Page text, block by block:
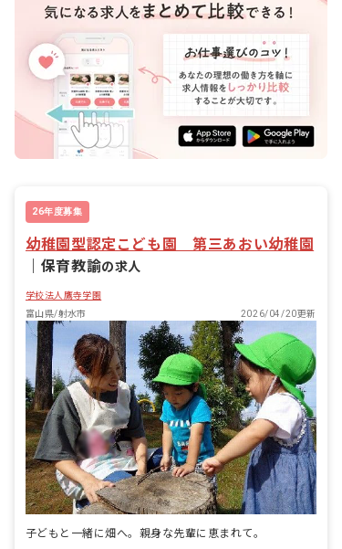
26年度募集
幼稚園型認定こども園 第三あおい幼稚園
保育教諭の求人
学校法人鷹寺学園
富山県/射水市
2026/04/20更新
子どもと一緒に畑へ。親身な先輩に恵まれて。